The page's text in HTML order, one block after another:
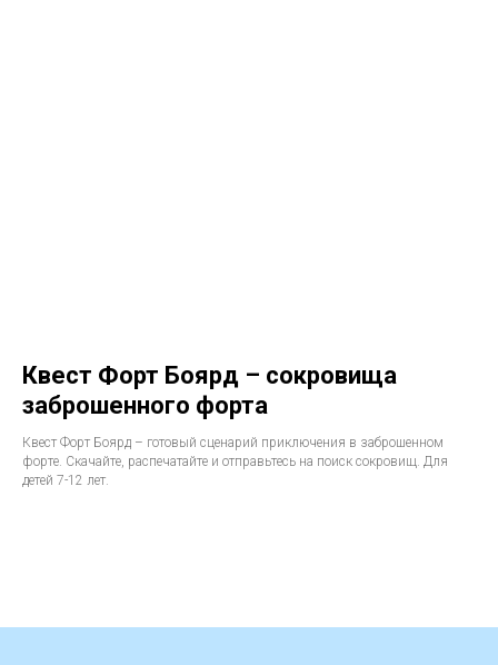
Квест Форт Боярд – сокровища
заброшенного форта
Квест Форт Боярд – готовый сценарий приключения в заброшенном
форте. Скачайте, распечатайте и отправьтесь на поиск сокровищ. Для
детей 7-12 лет.